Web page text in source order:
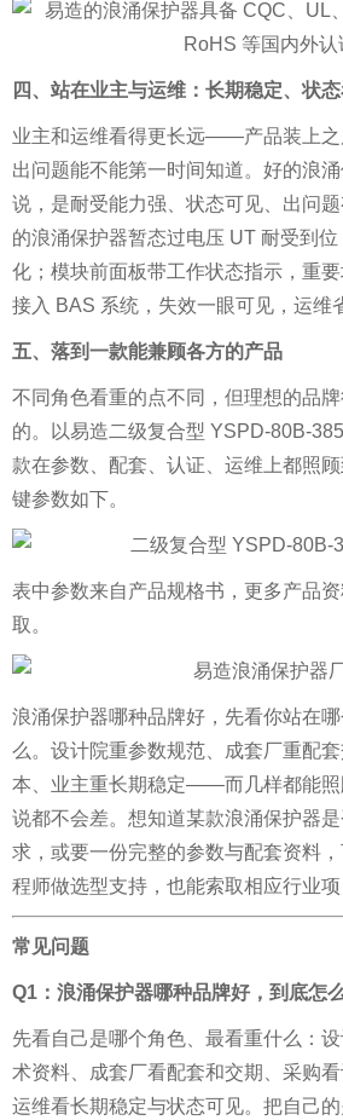
四、站在业主与运维：长期稳定、状
业主和运维看得更长远——产品装上之
出问题能不能第一时间知道。好的浪
说，是耐受能力强、状态可见、出问
的浪涌保护器暂态过电压 UT 耐受到
化；模块前面板带工作状态指示，重
接入 BAS 系统，失效一眼可见，运维
五、落到一款能兼顾各方的产品
不同角色看重的点不同，但理想的品
的。以易造二级复合型 YSPD-80B-
款在参数、配套、认证、运维上都照
键参数如下。
表中参数来自产品规格书，更多产品
取。
浪涌保护器哪种品牌好，先看你站在
么。设计院重参数规范、成套厂重配
本、业主重长期稳定——而几样都能照
说都不会差。 想知道某款浪涌保护器
求，或要一份完整的参数与配套资料
程师做选型支持，也能索取相应行业
常见问题
Q1：浪涌保护器哪种品牌好，到底怎
先看自己是哪个角色、最看重什么：
术资料、成套厂看配套和交期、采购
运维看长期稳定与状态可见。把自己